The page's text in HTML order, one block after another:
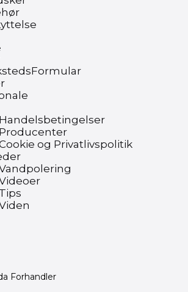
Handelsbetingelser
Producenter
og Privatlivspolitik
Tips